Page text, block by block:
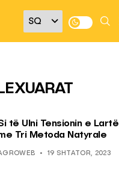
të Ulni Tensionin e Lartë
Tri Metoda Natyrale
19 SHTATOR, 2023